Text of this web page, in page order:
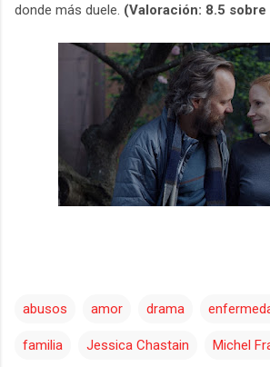
donde más duele. (Valoración: 8.5 sobre
abusos amor drama
familia Jessica Chastain Michel